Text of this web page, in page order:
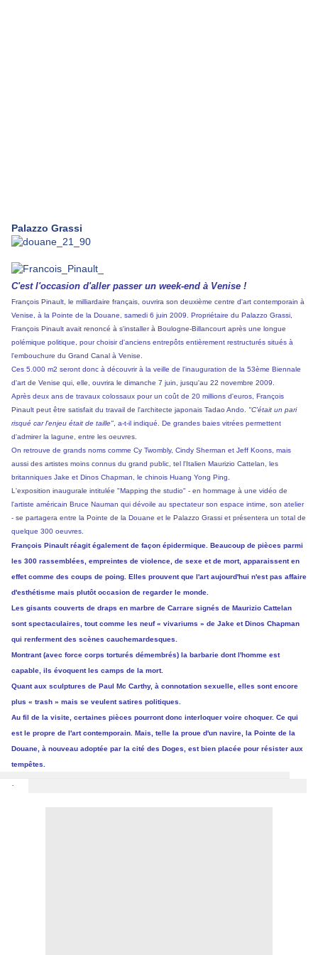
Palazzo Grassi
C'est l'occasion d'aller passer un week-end à Venise !
François Pinault , le milliardaire français, ouvrira son deuxième centre d'art contemporain à
Venise, à la Pointe de la Douane , samedi 6 juin 2009. Propriétaire du Palazzo Grassi
François Pinault avait renoncé à s'installer à Boulogne-Billancourt après une longue
polémique politique, pour choisir d'anciens entrepôts entièrement restructurés situés à
l'embouchure du Grand Canal à Venise.
Ces 5.000 m2 seront donc à découvrir à la veille de l'inauguration de la 53ème Biennale
d'art de Venise qui, elle, ouvrira le dimanche 7 juin, jusqu'au 22 novembre 2009.
Après deux ans de travaux colossaux pour un coût de 20 millions d'euros, François
Pinault peut être satisfait du travail de l'architecte japonais Tadao Ando. "C'était un pari
risqué car l'enjeu était de taille" , a-t-il indiqué. De grandes baies vitrées permettent
d'admirer la lagune, entre les oeuvres.
On retrouve de grands noms comme Cy Twombly, Cindy Sherman et Jeff Koons, mais
aussi des artistes moins connus du grand public, tel l'Italien Maurizio Cattelan, les
britanniques Jake et Dinos Chapman, le chinois Huang Yong Ping.
L'exposition inaugurale intitulée "Mapping the studio" - en hommage à une vidéo de
l'artiste américain Bruce Nauman qui dévoile au spectateur son espace intime, son atelier
- se partagera entre la Pointe de la Douane et le Palazzo Grassi et présentera un total de
quelque 300 oeuvres.
François Pinault réagit également de façon épidermique. Beaucoup de pièces parmi
les 300 rassemblées, empreintes de violence, de sexe et de mort, apparaissent en
effet comme des coups de poing. Elles prouvent que l'art aujourd'hui n'est pas affaire
d'esthétisme mais plutôt occasion de regarder le monde.
Les gisants couverts de draps en marbre de Carrare signés de Maurizio Cattelan
sont spectaculaires, tout comme les neuf « vivariums » de Jake et Dinos Chapman
qui renferment des scènes cauchemardesques.
Montrant (avec force corps torturés démembrés) la barbarie dont l'homme est
capable, ils évoquent les camps de la mort.
Quant aux sculptures de Paul Mc Carthy, à connotation sexuelle, elles sont encore
plus « trash » mais se veulent satires politiques.
Au fil de la visite, certaines pièces pourront donc interloquer voire choquer. Ce qui
est le propre de l'art contemporain. Mais, telle la proue d'un navire, la Pointe de la
Douane, à nouveau adoptée par la cité des Doges, est bien placée pour résister aux
tempêtes.
·